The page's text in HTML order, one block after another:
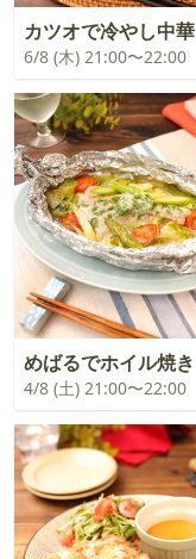
カツオで冷やし中華
6/8 (木) 21:00〜22:00
めばるでホイル焼き
4/8 (土) 21:00〜22:00